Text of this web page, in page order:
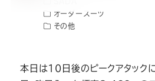
ー ー ー
オーダースーツ
その他
本日は10日後のピークアタック